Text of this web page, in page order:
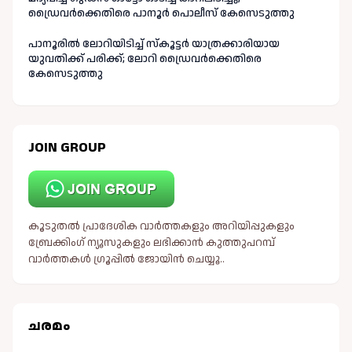
ഡ്രൈവർക്കെതിരെ പാനൂർ പൊലീസ് കേസെടുത്തു
പാനൂരിൽ ലോറിയിടിച്ച് സ്കൂട്ടർ യാത്രക്കാരിയായ
യുവതിക്ക് പരിക്ക്; ലോറി ഡ്രൈവർക്കെതിരെ
കേസെടുത്തു
JOIN GROUP
കൂടുതൽ പ്രാദേശിക വാർത്തകളും അറിയിപ്പുകളും
ബ്രേക്കിംഗ് ന്യൂസുകളും ലഭിക്കാൻ കുത്തുപറമ്പ്
വാർത്തകൾ ഗ്രൂപ്പിൽ ജോയിൻ ചെയ്യൂ..
ചരമം